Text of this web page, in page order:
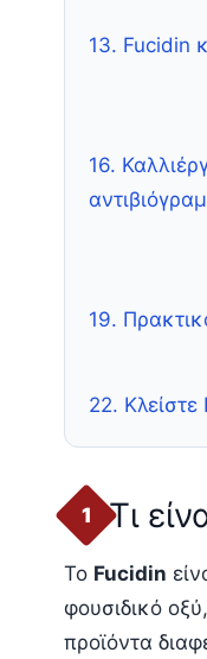
13. Fucidin
16.
19.
22. Κλείστε
1 Τι
Το Fucidin
φουσιδικό
προϊόντα